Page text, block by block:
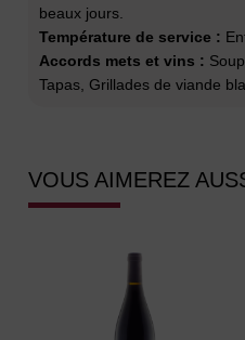
beaux jours.
Température de service :
Accords mets et vins :
Tapas, Grillades de viande
VOUS AIMEREZ